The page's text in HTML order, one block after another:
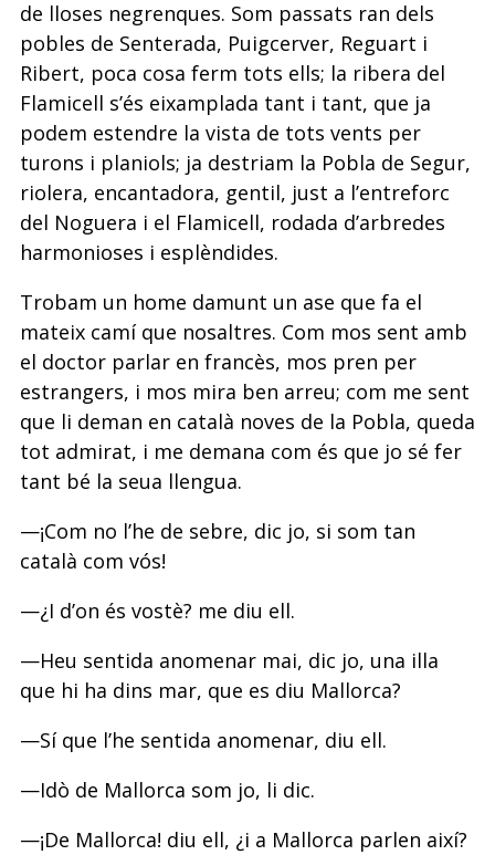
de lloses negrenques. Som passats ran dels
pobles de Senterada, Puigcerver, Reguart i
Ribert, poca cosa ferm tots ells; la ribera del
Flamicell s’és eixamplada tant i tant, que ja
podem estendre la vista de tots vents per
turons i planiols; ja destriam la Pobla de Segur,
riolera, encantadora, gentil, just a l’entreforc
del Noguera i el Flamicell, rodada d’arbredes
harmonioses i esplèndides.
Trobam un home damunt un ase que fa el
mateix camí que nosaltres. Com mos sent amb
el doctor parlar en francès, mos pren per
estrangers, i mos mira ben arreu; com me sent
que li deman en català noves de la Pobla, queda
tot admirat, i me demana com és que jo sé fer
tant bé la seua llengua.
—¡Com no l’he de sebre, dic jo, si som tan
català com vós!
—¿I d’on és vostè? me diu ell.
—Heu sentida anomenar mai, dic jo, una illa
que hi ha dins mar, que es diu Mallorca?
—Sí que l’he sentida anomenar, diu ell.
—Idò de Mallorca som jo, li dic.
—¡De Mallorca! diu ell, ¿i a Mallorca parlen així?